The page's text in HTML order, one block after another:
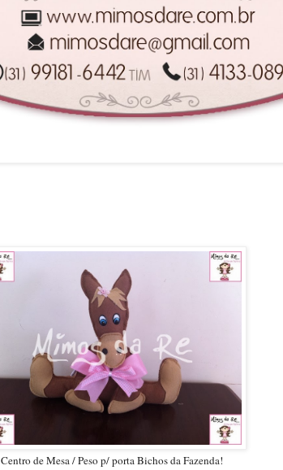
Centro de Mesa / Peso p/ porta Bichos da Fazenda!